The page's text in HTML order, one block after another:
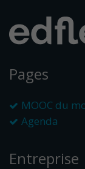
Pages
MOOC du
Agenda
Entreprise